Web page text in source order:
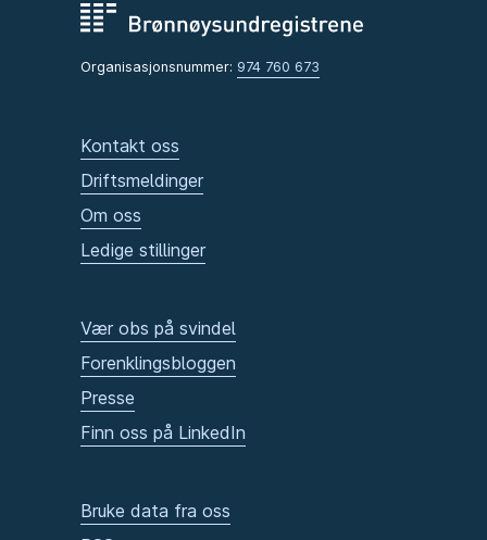
Organisasjonsnummer: 974 760 673
Kontakt oss
Driftsmeldinger
Om oss
Ledige stillinger
Vær obs på svindel
Forenklingsbloggen
Presse
Finn oss på LinkedIn
Bruke data fra oss